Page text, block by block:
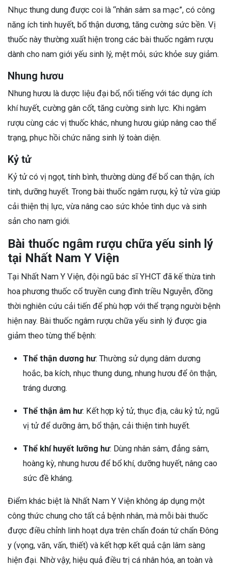
Nhục thung dung được coi là “nhân sâm sa mạc”, có công
năng ích tinh huyết, bổ thận dương, tăng cường sức bền. Vị
thuốc này thường xuất hiện trong các bài thuốc ngâm rượu
dành cho nam giới yếu sinh lý, mệt mỏi, sức khỏe suy giảm.
Nhung hươu
Nhung hươu là dược liệu đại bổ, nổi tiếng với tác dụng ích
khí huyết, cường gân cốt, tăng cường sinh lực. Khi ngâm
rượu cùng các vị thuốc khác, nhung hươu giúp nâng cao thể
trạng, phục hồi chức năng sinh lý toàn diện.
Kỷ tử
Kỷ tử có vị ngọt, tính bình, thường dùng để bổ can thận, ích
tinh, dưỡng huyết. Trong bài thuốc ngâm rượu, kỷ tử vừa giúp
cải thiện thị lực, vừa nâng cao sức khỏe tình dục và sinh
sản cho nam giới.
Bài thuốc ngâm rượu chữa yếu sinh lý
tại Nhất Nam Y Viện
Tại Nhất Nam Y Viện, đội ngũ bác sĩ YHCT đã kế thừa tinh
hoa phương thuốc cổ truyền cung đình triều Nguyễn, đồng
thời nghiên cứu cải tiến để phù hợp với thể trạng người bệnh
hiện nay. Bài thuốc ngâm rượu chữa yếu sinh lý được gia
giảm theo từng thể bệnh:
Thể thận dương hư: Thường sử dụng dâm dương
hoắc, ba kích, nhục thung dung, nhung hươu để ôn thận,
tráng dương.
Thể thận âm hư: Kết hợp kỷ tử, thục địa, câu kỷ tử, ngũ
vị tử để dưỡng âm, bổ thận, cải thiện tinh huyết.
Thể khí huyết lưỡng hư: Dùng nhân sâm, đẳng sâm,
hoàng kỳ, nhung hươu để bổ khí, dưỡng huyết, nâng cao
sức đề kháng.
Điểm khác biệt là Nhất Nam Y Viện không áp dụng một
công thức chung cho tất cả bệnh nhân, mà mỗi bài thuốc
được điều chỉnh linh hoạt dựa trên chẩn đoán tứ chẩn Đông
y (vọng, văn, vấn, thiết) và kết hợp kết quả cận lâm sàng
hiện đại. Nhờ vậy, hiệu quả điều trị cá nhân hóa, an toàn và